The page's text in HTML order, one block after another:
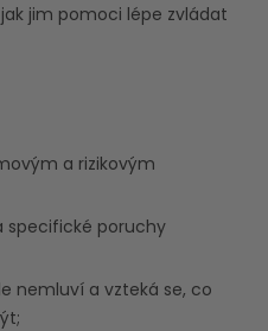
jim pomoci lépe zvládat
a rizikovým
specifické poruchy
nemluví a vzteká se, co